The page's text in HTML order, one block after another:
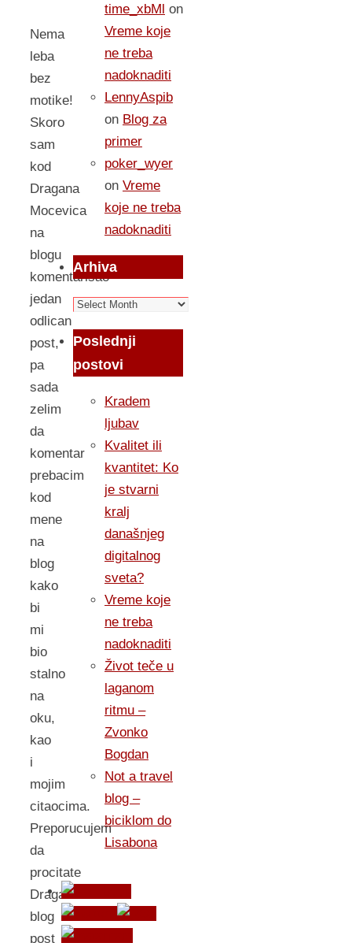
Nema
leba
bez
motike!
Skoro
sam
kod
Dragana
Mocevica
na
blogu
komentarisao
jedan
odlican
post,
pa
sada
zelim
da
komentar
prebacim
kod
mene
na
blog
kako
bi
mi
bio
stalno
na
oku,
kao
i
mojim
citaocima.
Preporucujem
da
procitate
Draganov
blog
post
time_xbMl on
Vreme koje
ne treba
nadoknaditi
LennyAspib
on Blog za
primer
poker_wyer
on Vreme
koje ne treba
nadoknaditi
Arhiva
Arhiva
Poslednji
postovi
Kradem
ljubav
Kvalitet ili
kvantitet: Ko
je stvarni
kralj
današnjeg
digitalnog
sveta?
Vreme koje
ne treba
nadoknaditi
Život teče u
laganom
ritmu –
Zvonko
Bogdan
Not a travel
blog –
biciklom do
Lisabona